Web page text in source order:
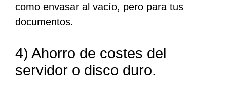
como envasar al vacío, pero para tus
documentos.
4) Ahorro de costes del
servidor o disco duro.